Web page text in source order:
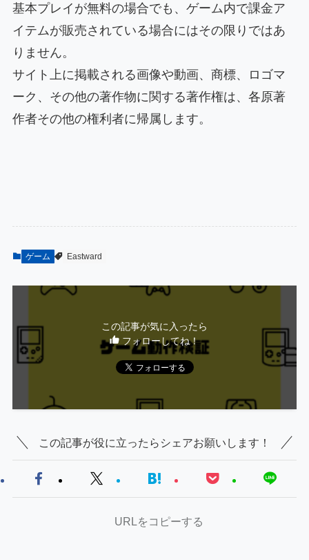
基本プレイが無料の場合でも、ゲーム内で課金ア
イテムが販売されている場合にはその限りではあ
りません。
サイト上に掲載される画像や動画、商標、ロゴマ
ーク、その他の著作物に関する著作権は、各原著
作者その他の権利者に帰属します。
ゲーム Eastward
この記事が気に入ったら
フォローしてね！
この記事が役に立ったらシェアお願いします！
URLをコピーする